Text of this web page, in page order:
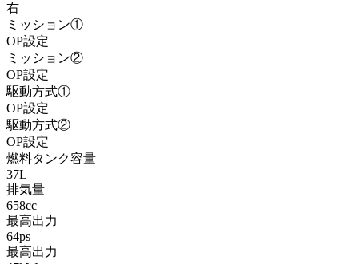
右
ミッション①
OP設定
ミッション②
OP設定
駆動方式①
OP設定
駆動方式②
OP設定
燃料タンク容量
37L
排気量
658cc
最高出力
64ps
最高出力